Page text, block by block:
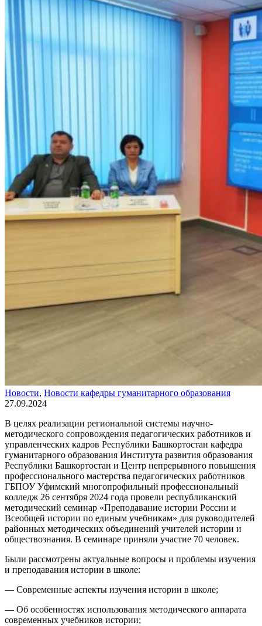
Новости, Новости кафедры гуманитарного образования
27.09.2024
В целях реализации региональной системы научно-
методического сопровождения педагогических работников и
управленческих кадров Республики Башкортостан кафедра
гуманитарного образования Института развития образования
Республики Башкортостан и Центр непрерывного повышения
профессионального мастерства педагогических работников
ГБПОУ Уфимский многопрофильный профессиональный
колледж 26 сентября 2024 года провели республиканский
методический семинар «Преподавание истории России и
Всеобщей истории по единым учебникам» для руководителей
районных методических объединений учителей истории и
обществознания. В семинаре приняли участие 70 человек.
Были рассмотрены актуальные вопросы и проблемы изучения
и преподавания истории в школе:
— Современные аспекты изучения истории в школе;
— Об особенностях использования методического аппарата
современных учебников истории;